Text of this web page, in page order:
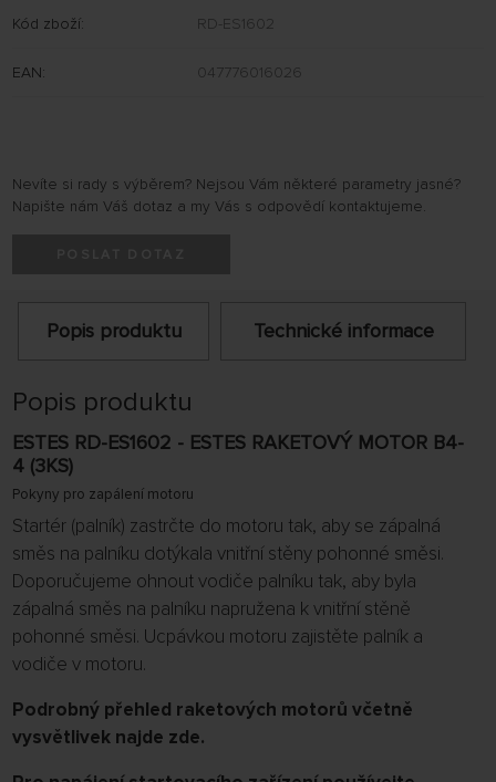
Kód zboží: RD-ES1602
EAN: 047776016026
Nevíte si rady s výběrem? Nejsou Vám některé parametry jasné?
Napište nám Váš dotaz a my Vás s odpovědí kontaktujeme.
Popis produktu Technické informace
Popis produktu
ESTES RD-ES1602 - ESTES RAKETOVÝ MOTOR B4-
4 (3KS)
Pokyny pro zapálení motoru
Startér (palník) zastrčte do motoru tak, aby se zápalná
směs na palníku dotýkala vnitřní stěny pohonné směsi.
Doporučujeme ohnout vodiče palníku tak, aby byla
zápalná směs na palníku napružena k vnitřní stěně
pohonné směsi. Ucpávkou motoru zajistěte palník a
vodiče v motoru.
Podrobný přehled raketových motorů včetně
vysvětlivek najde zde.